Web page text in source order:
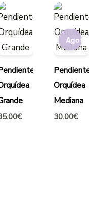
€
Agotado
Pendientes
Orquídea
Mediana
30.00€